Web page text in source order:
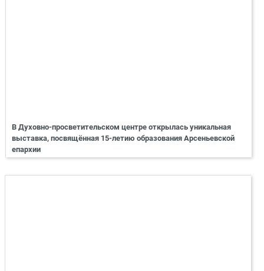
В Духовно-просветительском центре открылась уникальная
выставка, посвящённая 15-летию образования Арсеньевской
епархии